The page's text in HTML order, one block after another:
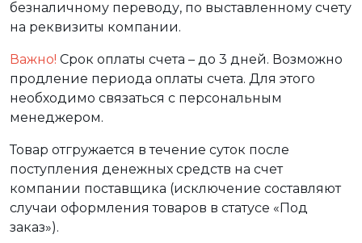
безналичному переводу, по выставленному счету
на реквизиты компании.
Важно! Срок оплаты счета – до 3 дней. Возможно
продление периода оплаты счета. Для этого
необходимо связаться с персональным
менеджером.
Товар отгружается в течение суток после
поступления денежных средств на счет
компании поставщика (исключение составляют
случаи оформления товаров в статусе «Под
заказ»).